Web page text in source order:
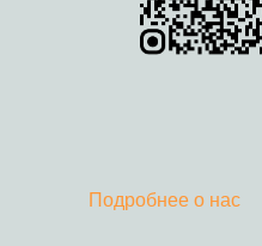
Подробнее о нас